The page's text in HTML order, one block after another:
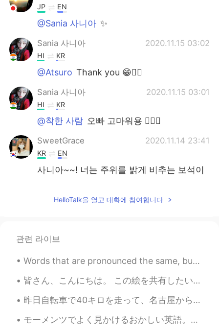
JP EN
@Sania 사니아 ✨
Sania 사니아 2020.11.15 03:02
HI KR
@Atsuro Thank you 😁✌🏻
Sania 사니아 2020.11.15 03:01
HI KR
@착한 사람 오빠 고마워용 ✌🏻🍁
SweetGrace 2020.11.14 23:41
KR EN
사니아~~! 너는 주위를 밝게 비추는 보석이
Atsuro 2020.11.14 21:48
KR EN
@Sania 사니아 사니아는 빛이야. 🍀👍
Sania 사니아 2020.11.14 17:45
@Joseph 고마워요 ㅋㅋㅋㅋ 알겠습니다
HelloTalk을 열고 대화에 참여합니다
관련 라이브
Words that are pronounced the same, but spelt differently ~~~~~~~~~~~~~~~~~~~~~~~~~~~~~~~~~~~~ Kn...
皆さん、こんにちは。 この絵を共有したいと思います。 あなたはそれを好き願っています✨❣️ Hi everyone! I want to share some of my paintings h...
昨日自転車で40キロを走って、名古屋から岐阜に行きました。😊 岐阜公園が目的地でした。昼ぐらい着いたので、昼ごはんにちょうどいい時間でした。 公園を観光すると、1日もかかってしまうので、すく食...
モーメンツでよく見かけるおかしい英語。意味は伝わるけど違和感があります。 ⑴ できた→could 直訳 やっとバリ旅行行けた！ Finally I could go to Bali! ❌ Fi...